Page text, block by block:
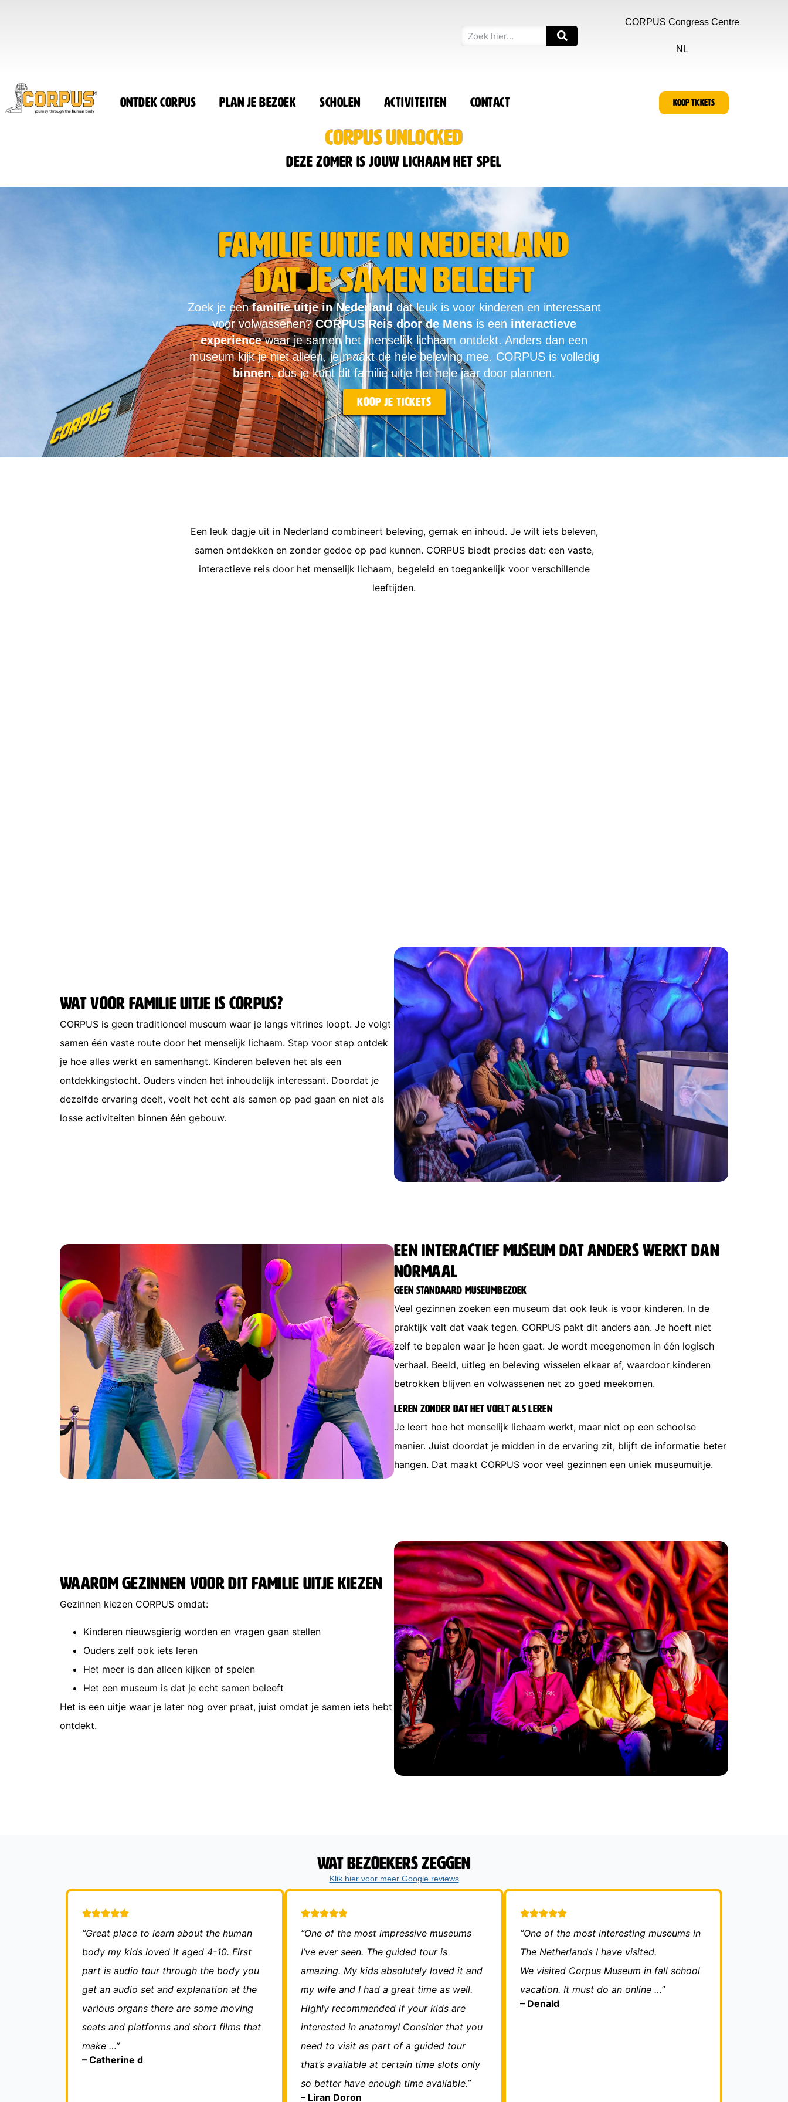
CORPUS Congress Centre
NL
Ontdek CORPUS Plan je bezoek Scholen Activiteiten Contact KOOP TICKETS
CORPUS UNLOCKED
Deze zomer is jouw lichaam het spel
Familie uitje in Nederland
dat je samen beleeft
Zoek je eenfamilie uitje in Nederlanddat leuk is voor kinderen en interessant
voor volwassenen?CORPUS Reis door de Mensis een interactieve
experiencewaar je samen het menselijk lichaam ontdekt. Anders dan een
museum kijk je niet alleen, je maakt de hele beleving mee. CORPUS is volledig
binnen, dus je kunt dit familie uitje het hele jaar door plannen.
Koop je tickets
Een leuk dagje uit in Nederland combineert beleving, gemak en inhoud. Je wilt iets beleven,
samen ontdekken en zonder gedoe op pad kunnen. CORPUS biedt precies dat: een vaste,
interactieve reis door het menselijk lichaam, begeleid en toegankelijk voor verschillende
leeftijden.
Wat voor familie uitje is CORPUS?
CORPUS is geen traditioneel museum waar je langs vitrines loopt. Je volgt
samen één vaste route door het menselijk lichaam. Stap voor stap ontdek
je hoe alles werkt en samenhangt. Kinderen beleven het als een
ontdekkingstocht. Ouders vinden het inhoudelijk interessant. Doordat je
dezelfde ervaring deelt, voelt het echt als samen op pad gaan en niet als
losse activiteiten binnen één gebouw.
Een interactief museum dat anders werkt dan
normaal
Geen standaard museumbezoek
Veel gezinnen zoeken een museum dat ook leuk is voor kinderen. In de
praktijk valt dat vaak tegen. CORPUS pakt dit anders aan. Je hoeft niet
zelf te bepalen waar je heen gaat. Je wordt meegenomen in één logisch
verhaal. Beeld, uitleg en beleving wisselen elkaar af, waardoor kinderen
betrokken blijven en volwassenen net zo goed meekomen.
Leren zonder dat het voelt als leren
Je leert hoe het menselijk lichaam werkt, maar niet op een schoolse
manier. Juist doordat je midden in de ervaring zit, blijft de informatie beter
hangen. Dat maakt CORPUS voor veel gezinnen een uniek museumuitje.
Waarom gezinnen voor dit familie uitje kiezen
Gezinnen kiezen CORPUS omdat:
Kinderen nieuwsgierig worden en vragen gaan stellen
Ouders zelf ook iets leren
Het meer is dan alleen kijken of spelen
Het een museum is dat je echt samen beleeft
Het is een uitje waar je later nog over praat, juist omdat je samen iets hebt
ontdekt.
Wat bezoekers zeggen
Klik hier voor meer Google reviews
“Great place to learn about the human
body my kids loved it aged 4-10. First
part is audio tour through the body you
get an audio set and explanation at the
various organs there are some moving
seats and platforms and short films that
make …”
– Catherine d
“One of the most impressive museums
I’ve ever seen. The guided tour is
amazing. My kids absolutely loved it and
my wife and I had a great time as well.
Highly recommended if your kids are
interested in anatomy! Consider that you
need to visit as part of a guided tour
that’s available at certain time slots only
so better have enough time available.”
– Liran Doron
“One of the most interesting museums in
The Netherlands I have visited.
We visited Corpus Museum in fall school
vacation. It must do an online …”
– Denald